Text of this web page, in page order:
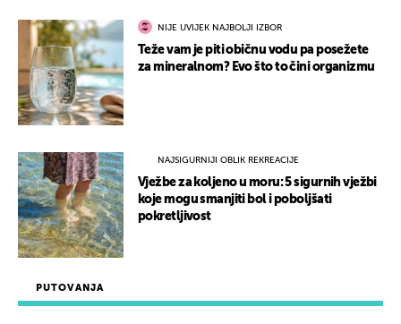
PUTOVANJA
NIJE UVIJEK NAJBOLJI IZBOR
Teže vam je piti običnu vodu pa posežete
za mineralnom? Evo što to čini organizmu
NAJSIGURNIJI OBLIK REKREACIJE
Vježbe za koljeno u moru: 5 sigurnih vježbi
koje mogu smanjiti bol i poboljšati
pokretljivost